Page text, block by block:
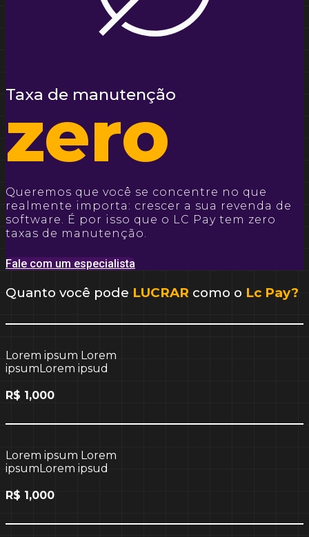
Taxa de manutenção
zero
Queremos que você se concentre no que
realmente importa: crescer a sua revenda de
software. É por isso que o LC Pay tem zero
taxas de manutenção.
Fale com um especialista
Quanto você pode LUCRAR como o Lc Pay?
Lorem ipsum Lorem
ipsumLorem ipsud
R$ 1,000
Lorem ipsum Lorem
ipsumLorem ipsud
R$ 1,000